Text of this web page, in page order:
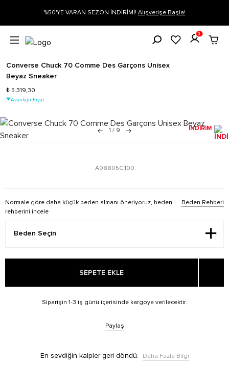
VARAN SEZON İNDİRİMİ!Alışverişe Başla! Siparişin 1-3 iş
1
Converse Chuck 70 Comme Des Garçons Unisex
Beyaz Sneaker
₺ 5.319,30
Avantajlı Fiyat
1 / 9 İNDİRİM
A08805C.100
Normale göre daha küçük beden almanı öneriyoruz, beden
rehberini incele
Beden Rehberi
SEPETE EKLE
Siparişin 1-3 iş günü içerisinde kargoya verilecektir.
Paylaş
En sevdiğin kalpler geri döndü. Daha Fazla Bilgi